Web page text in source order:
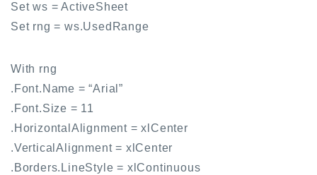
Set ws = ActiveSheet
Set rng = ws.UsedRange
With rng
.Font.Name = “Arial”
.Font.Size = 11
.HorizontalAlignment = xlCenter
.VerticalAlignment = xlCenter
.Borders.LineStyle = xlContinuous